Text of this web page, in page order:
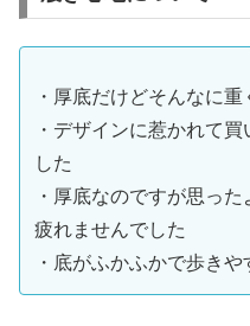
・厚底だけどそんなに
・デザインに惹かれて
した
・厚底なのですが思っ
疲れませんでした
・底がふかふかで歩きや